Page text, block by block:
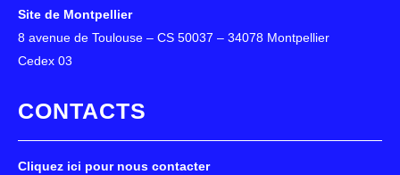
Site de Montpellier
8 avenue de Toulouse – CS 50037 – 34078 Montpellier
Cedex 03
CONTACTS
Cliquez ici pour nous contacter